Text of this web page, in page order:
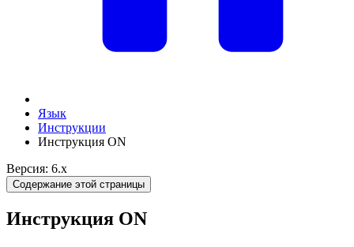
Язык
Инструкции
Инструкция ON
Версия: 6.x
Содержание этой страницы
Инструкция ON